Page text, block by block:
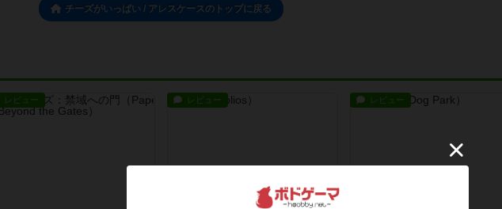
チーズがいっぱい / アレスケースのトップに戻る
レビュー レビュー レビュー